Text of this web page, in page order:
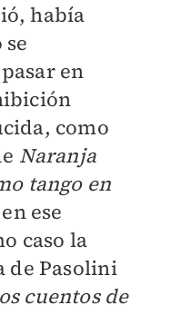
había
en
como
Naranja
tango en
ese
caso la
de Pasolini
cuentos de